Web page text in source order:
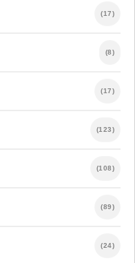
(17)
(8)
(17)
(123)
(108)
(89)
(24)